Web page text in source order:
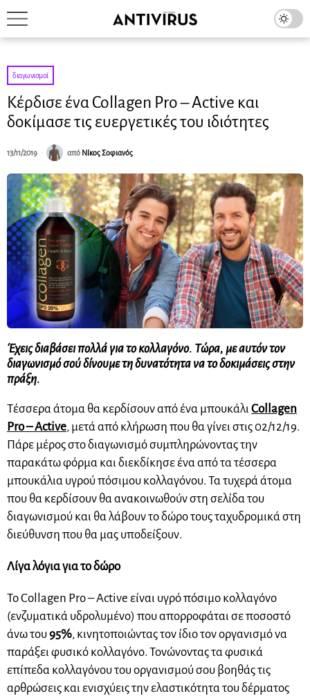
διαγωνισμοί
Κέρδισε ένα Collagen Pro – Active και
δοκίμασε τις ευεργετικές του ιδιότητες
13/11/2019 από Νίκος Σοφιανός
Έχεις διαβάσει πολλά για το κολλαγόνο. Τώρα, με αυτόν τον
διαγωνισμό σού δίνουμε τη δυνατότητα να το δοκιμάσεις στην
πράξη.
Τέσσερα άτομα θα κερδίσουν από ένα μπουκάλι Collagen
Pro – Active, μετά από κλήρωση που θα γίνει στις 02/12/19.
Πάρε μέρος στο διαγωνισμό συμπληρώνοντας την
παρακάτω φόρμα και διεκδίκησε ένα από τα τέσσερα
μπουκάλια υγρού πόσιμου κολλαγόνου. Τα τυχερά άτομα
που θα κερδίσουν θα ανακοινωθούν στη σελίδα του
διαγωνισμού και θα λάβουν το δώρο τους ταχυδρομικά στη
διεύθυνση που θα μας υποδείξουν.
Λίγα λόγια για το δώρο
To Collagen Pro – Active είναι υγρό πόσιμο κολλαγόνο
(ενζυματικά υδρολυμένο) που απορροφάται σε ποσοστό
άνω του95%, κινητοποιώντας τον ίδιο τον οργανισμό να
παράξει φυσικό κολλαγόνο. Τονώνοντας τα φυσικά
επίπεδα κολλαγόνου του οργανισμού σου βοηθάς τις
αρθρώσεις και ενισχύεις την ελαστικότητα του δέρματος